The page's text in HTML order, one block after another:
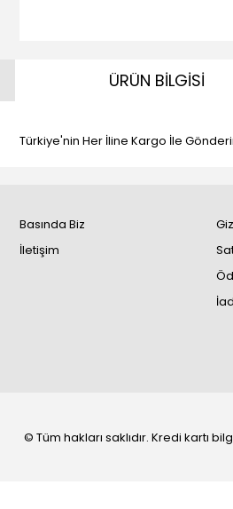
ÜRÜN BİLGİSİ
Türkiye'nin Her İline Kargo İle
Basında Biz
İletişim
© Tüm hakları saklıdır. Kredi kartı